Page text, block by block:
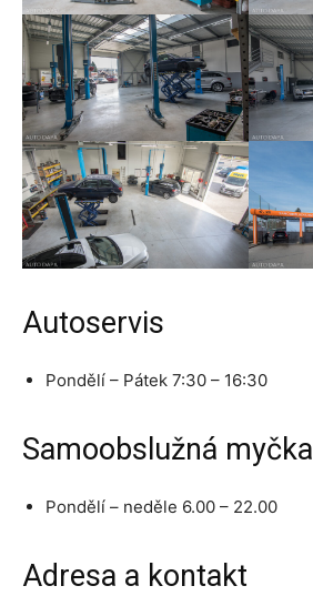
Autoservis
Pondělí – Pátek 7:30 – 16:30
Samoobslužná myčka
Pondělí – neděle 6.00 – 22.00
Adresa a kontakt